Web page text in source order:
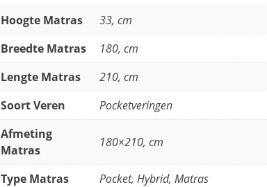
Hoogte Matras
33, cm
Breedte Matras
180, cm
Lengte Matras
210, cm
Soort Veren
Pocketveringen
Afmeting
Matras
180×210, cm
Type Matras
Pocket, Hybrid, Matras